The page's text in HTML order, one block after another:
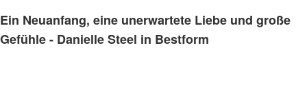
Ein Neuanfang, eine unerwartete Liebe und große
Gefühle - Danielle Steel in Bestform